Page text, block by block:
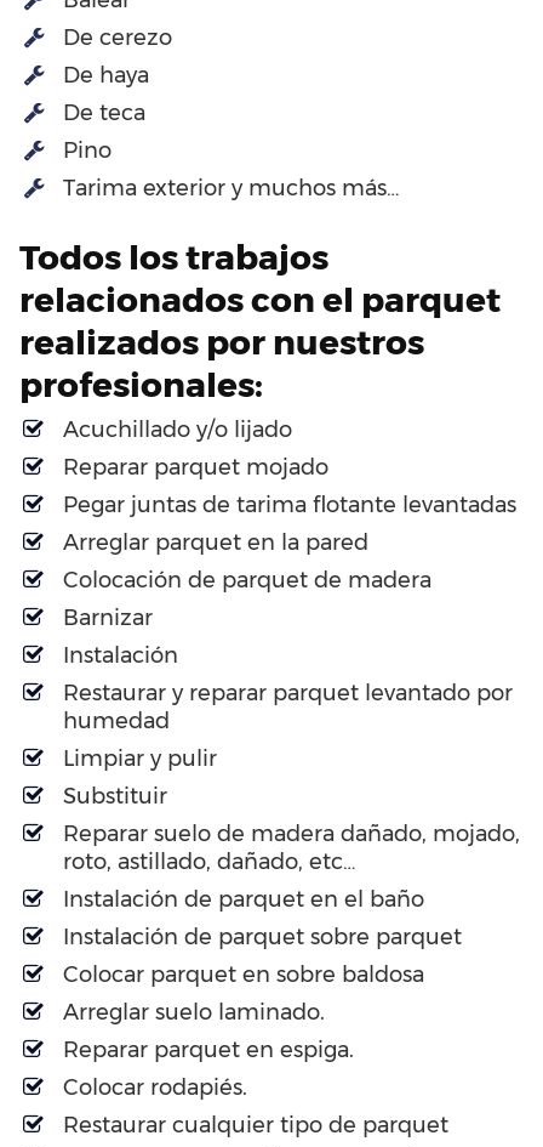
De cerezo
De haya
De teca
Pino
Tarima exterior y muchos más…
Todos los trabajos
relacionados con el parquet
realizados por nuestros
profesionales:
Acuchillado y/o lijado
Reparar parquet mojado
Pegar juntas de tarima flotante levantadas
Arreglar parquet en la pared
Colocación de parquet de madera
Barnizar
Instalación
Restaurar y reparar parquet levantado por
humedad
Limpiar y pulir
Substituir
Reparar suelo de madera dañado, mojado,
roto, astillado, dañado, etc…
Instalación de parquet en el baño
Instalación de parquet sobre parquet
Colocar parquet en sobre baldosa
Arreglar suelo laminado.
Reparar parquet en espiga.
Colocar rodapiés.
Restaurar cualquier tipo de parquet